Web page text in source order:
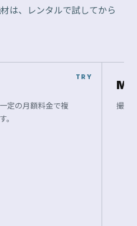
は、レンタルで試してから
定の月額料金で複
。
撮影